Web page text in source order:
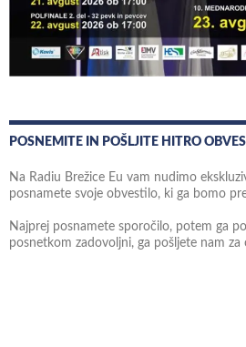
POSNEMITE IN POŠLJITE HITRO
Na Radiu Brežice Eu vam nudimo
posnamete svoje obvestilo, ki ga bomo
Najprej posnamete sporočilo, potem ga
posnetkom zadovoljni, ga pošljete nam za